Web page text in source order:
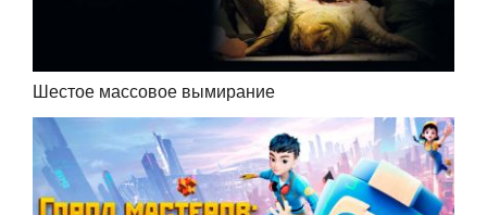
Шестое массовое вымирание